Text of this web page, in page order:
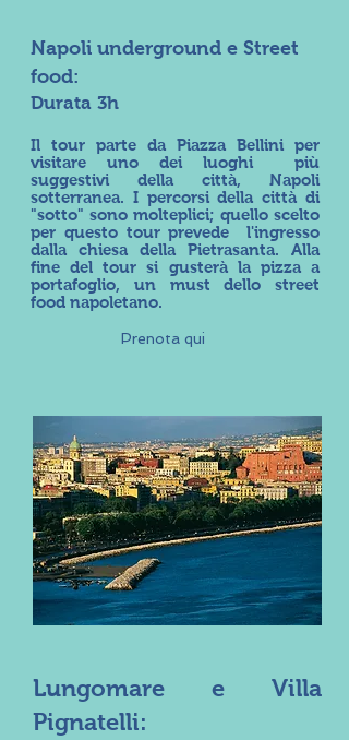
Napoli underground e Street
food:
Durata 3h
Il tour parte da Piazza Bellini per
visitare uno dei luoghi più
suggestivi della città, Napoli
sotterranea. I percorsi della città di
"sotto" sono molteplici; quello scelto
per questo tour prevede l'ingresso
dalla chiesa della Pietrasanta. Alla
fine del tour si gusterà la pizza a
portafoglio, un must dello street
food napoletano.
Prenota qui
Lungomare e Villa
Pignatelli: